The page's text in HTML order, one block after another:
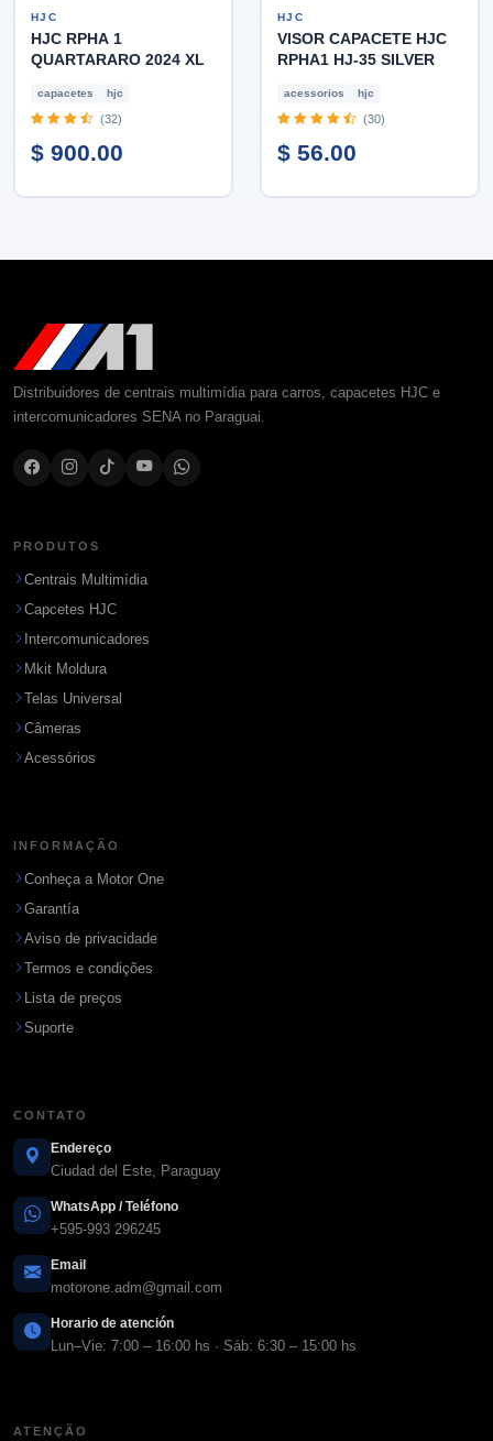
HJC
HJC RPHA 1
QUARTARARO 2024 XL
capacetes hjc
(32)
$ 900.00
HJC
VISOR CAPACETE HJC
RPHA1 HJ-35 SILVER
acessorios hjc
(30)
$ 56.00
Distribuidores de centrais multimídia para carros, capacetes HJC e
intercomunicadores SENA no Paraguai.
PRODUTOS
Centrais Multimídia
Capcetes HJC
Intercomunicadores
Mkit Moldura
Telas Universal
Câmeras
Acessórios
INFORMAÇÃO
Conheça a Motor One
Garantía
Aviso de privacidade
Termos e condições
Lista de preços
Suporte
CONTATO
Endereço
Ciudad del Este, Paraguay
WhatsApp / Teléfono
+595-993 296245
Email
motorone.adm@gmail.com
Horario de atención
Lun–Vie: 7:00 – 16:00 hs · Sáb: 6:30 – 15:00 hs
ATENÇÃO